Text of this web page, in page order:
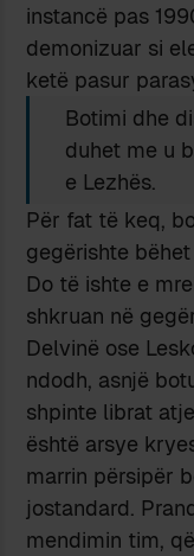
instancë pas
demonizuar si
ketë pasur
Botimi dhe
duhet me u
e Lezhës.
Për fat të keq,
gegërishte
Do të ishte e
shkruan në
Delvinë ose
ndodh, asnjë
shpinte librat
është arsye
marrin përsipër
jostandard.
mendimin tim,